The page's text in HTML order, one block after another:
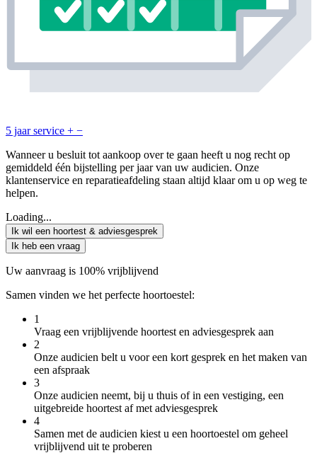
5 jaar service + −
Wanneer u besluit tot aankoop over te gaan heeft u nog recht op
gemiddeld één bijstelling per jaar van uw audicien. Onze
klantenservice en reparatieafdeling staan altijd klaar om u op weg te
helpen.
Loading...
Ik wil een hoortest & adviesgesprek
Ik heb een vraag
Uw aanvraag is 100% vrijblijvend
Samen vinden we het perfecte hoortoestel:
1
Vraag een vrijblijvende hoortest en adviesgesprek aan
2
Onze audicien belt u voor een kort gesprek en het maken van
een afspraak
3
Onze audicien neemt, bij u thuis of in een vestiging, een
uitgebreide hoortest af met adviesgesprek
4
Samen met de audicien kiest u een hoortoestel om geheel
vrijblijvend uit te proberen